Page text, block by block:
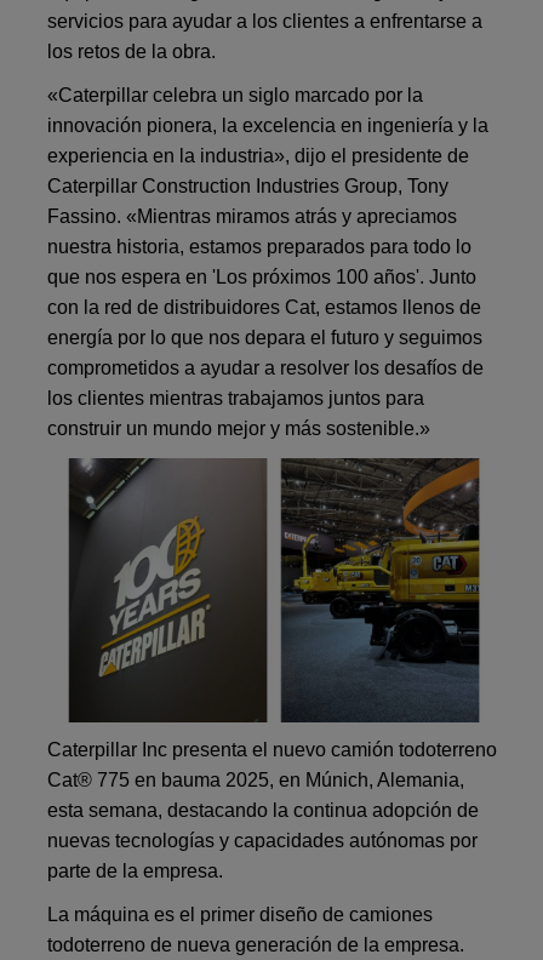
servicios para ayudar a los clientes a enfrentarse a
los retos de la obra.
«Caterpillar celebra un siglo marcado por la
innovación pionera, la excelencia en ingeniería y la
experiencia en la industria», dijo el presidente de
Caterpillar Construction Industries Group, Tony
Fassino. «Mientras miramos atrás y apreciamos
nuestra historia, estamos preparados para todo lo
que nos espera en 'Los próximos 100 años'. Junto
con la red de distribuidores Cat, estamos llenos de
energía por lo que nos depara el futuro y seguimos
comprometidos a ayudar a resolver los desafíos de
los clientes mientras trabajamos juntos para
construir un mundo mejor y más sostenible.»
Caterpillar Inc presenta el nuevo camión todoterreno
Cat® 775 en bauma 2025, en Múnich, Alemania,
esta semana, destacando la continua adopción de
nuevas tecnologías y capacidades autónomas por
parte de la empresa.
La máquina es el primer diseño de camiones
todoterreno de nueva generación de la empresa.